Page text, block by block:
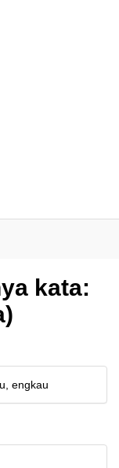
kata:
engkau